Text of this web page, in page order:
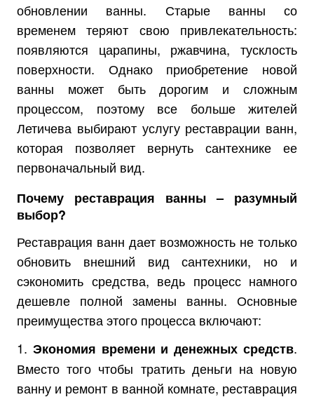
обновлении ванны. Старые ванны со
временем теряют свою привлекательность:
появляются царапины, ржавчина, тусклость
поверхности. Однако приобретение новой
ванны может быть дорогим и сложным
процессом, поэтому все больше жителей
Летичева выбирают услугу реставрации ванн,
которая позволяет вернуть сантехнике ее
первоначальный вид.
Почему реставрация ванны – разумный
выбор?
Реставрация ванн дает возможность не только
обновить внешний вид сантехники, но и
сэкономить средства, ведь процесс намного
дешевле полной замены ванны. Основные
преимущества этого процесса включают:
1. Экономия времени и денежных средств.
Вместо того чтобы тратить деньги на новую
ванну и ремонт в ванной комнате, реставрация